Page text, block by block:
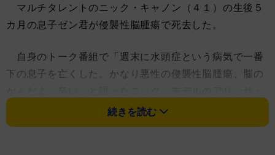
マルチタレントのニック・キャノン（４１）の生後５
カ月の息子ゼン君が侵襲性脳腫瘍で死去した。
自身のトーク番組で「週末に水頭症という病気で一番
下の息子を亡くした。かなり悪性の侵襲性脳腫瘍、脳の
スコットとの息子ゼン君とカリフォルニア州で週末を過
ごしたことを明かした。
続きを読む